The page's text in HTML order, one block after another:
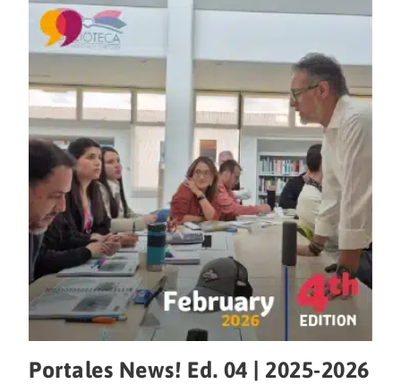
Portales News! Ed. 04 | 2025-2026